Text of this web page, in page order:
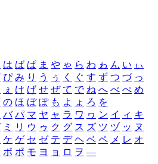
は ば ぱ ま や ゃ ら わ ゎ ん い ぃ
ぴ み り う ぅ く ぐ す ず つ づ っ
ぇ け げ せ ぜ て で ね へ べ ぺ め
の ほ ぼ ぽ も よ ょ ろ を
バ パ マ ヤ ャ ラ ワ ヮ ン イ ィ キ
ミ リ ウ ゥ ク グ ス ズ ツ ヅ ッ ヌ
ケ ゲ セ ゼ テ デ ヘ ベ ペ メ レ オ
ボ ポ モ ヨ ョ ロ ヲ ―